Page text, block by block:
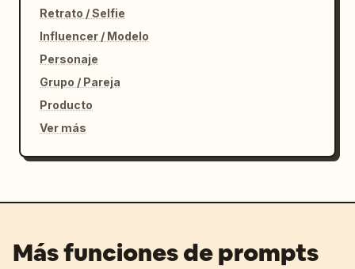
Retrato / Selfie
Influencer / Modelo
Personaje
Grupo / Pareja
Producto
Ver más
Más funciones de prompts